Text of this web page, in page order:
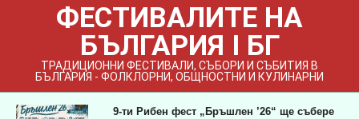
ФЕСТИВАЛИТЕ НА
БЪЛГАРИЯ I БГ
ТРАДИЦИОННИ ФЕСТИВАЛИ, СЪБОРИ И СЪБИТИЯ В
БЪЛГАРИЯ - ФОЛКЛОРНИ, ОБЩНОСТНИ И КУЛИНАРНИ
9-ти Рибен фест „Бръшлен ’26“ ще събере